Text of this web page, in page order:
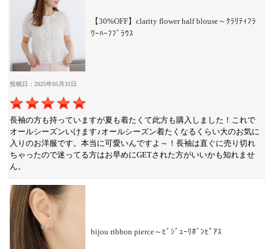
【30%OFF】clarity flower half blouse～ｸﾗﾘﾃｨﾌﾗ
ﾜｰﾊｰﾌﾌﾞﾗｳｽ
投稿日：2025年05月31日
長袖の方も持っていますが夏も着たくて此方も購入しました！これで
オールシーズンいけます♪オールシーズン着たくなるくらい大のお気に
入りのお洋服です。本当に可愛いんですよ～！長袖は直ぐに売り切れ
ちゃったので迷ってる方はお早めにGETされた方がいいかも知れませ
ん。
bijou ribbon pierce～ﾋﾞｼﾞｭｰﾘﾎﾞﾝﾋﾟｱｽ